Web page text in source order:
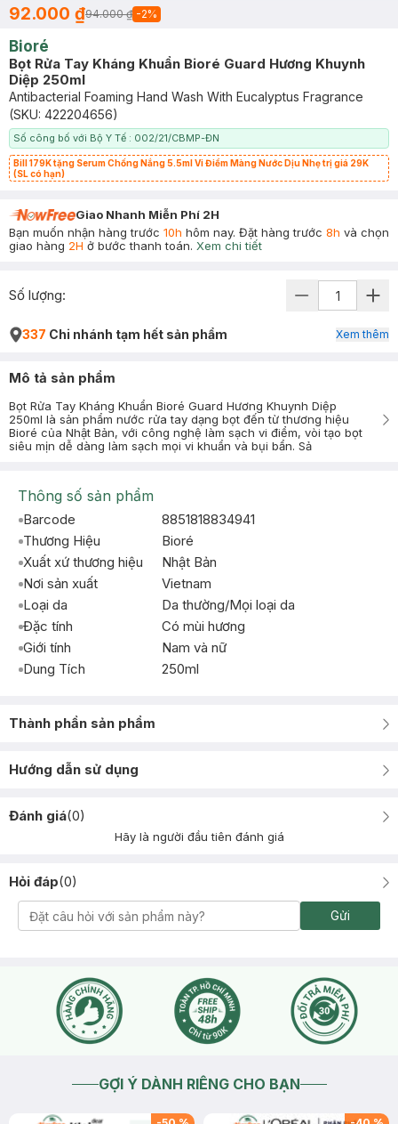
92.000 ₫94.000 ₫ -2%
Bioré
Bọt Rửa Tay Kháng Khuẩn Bioré Guard Hương Khuynh
Diệp 250ml
Antibacterial Foaming Hand Wash With Eucalyptus Fragrance
(SKU: 422204656)
Số công bố với Bộ Y Tế : 002/21/CBMP-ĐN
Bill 179K tặng Serum Chống Nắng 5.5ml Vi Điểm Màng Nước Dịu Nhẹ trị giá 29K
(SL có hạn)
Giao Nhanh Miễn Phí 2H
Bạn muốn nhận hàng trước 10h hôm nay. Đặt hàng trước 8h và chọn
giao hàng 2H ở bước thanh toán. Xem chi tiết
Số lượng:
337 Chi nhánh tạm hết sản phẩm Xem thêm
Mô tả sản phẩm
Bọt Rửa Tay Kháng Khuẩn Bioré Guard Hương Khuynh Diệp
250ml là sản phẩm nước rửa tay dạng bọt đến từ thương hiệu
Bioré của Nhật Bản, với công nghệ làm sạch vi điểm, vòi tạo bọt
siêu mịn dễ dàng làm sạch mọi vi khuẩn và bụi bẩn. Sả
Thông số sản phẩm
Barcode
8851818834941
Thương Hiệu
Bioré
Xuất xứ thương hiệu
Nhật Bản
Nơi sản xuất
Vietnam
Loại da
Da thường/Mọi loại da
Đặc tính
Có mùi hương
Giới tính
Nam và nữ
Dung Tích
250ml
Thành phần sản phẩm
Hướng dẫn sử dụng
Đánh giá(0)
Hãy là người đầu tiên đánh giá
Hỏi đáp(0)
Gửi
GỢI Ý DÀNH RIÊNG CHO BẠN